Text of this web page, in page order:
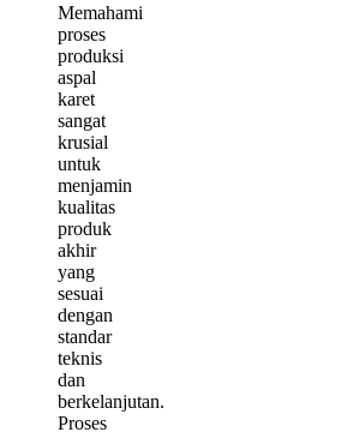
Memahami
proses
produksi
aspal
karet
sangat
krusial
untuk
menjamin
kualitas
produk
akhir
yang
sesuai
dengan
standar
teknis
dan
berkelanjutan.
Proses